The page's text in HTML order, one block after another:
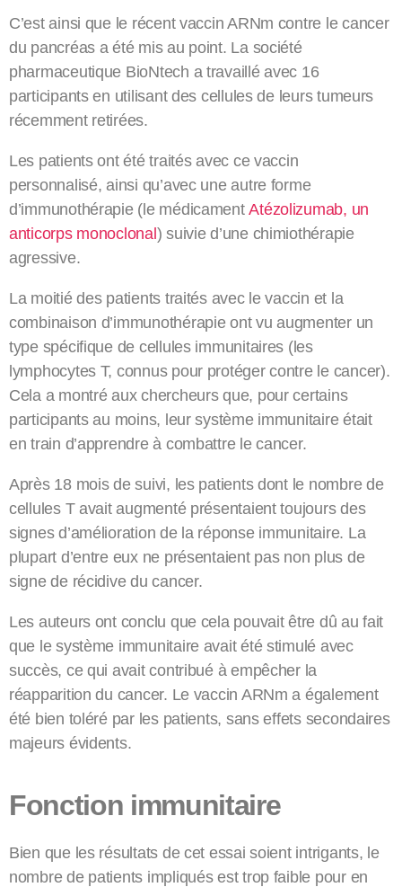
C’est ainsi que le récent vaccin ARNm contre le cancer
du pancréas a été mis au point. La société
pharmaceutique BioNtech a travaillé avec 16
participants en utilisant des cellules de leurs tumeurs
récemment retirées.
Les patients ont été traités avec ce vaccin
personnalisé, ainsi qu’avec une autre forme
d’immunothérapie (le médicamentAtézolizumab, un
anticorps monoclonal ) suivie d’une chimiothérapie
agressive.
La moitié des patients traités avec le vaccin et la
combinaison d’immunothérapie ont vu augmenter un
type spécifique de cellules immunitaires (les
lymphocytes T, connus pour protéger contre le cancer).
Cela a montré aux chercheurs que, pour certains
participants au moins, leur système immunitaire était
en train d’apprendre à combattre le cancer.
Après 18 mois de suivi, les patients dont le nombre de
cellules T avait augmenté présentaient toujours des
signes d’amélioration de la réponse immunitaire. La
plupart d’entre eux ne présentaient pas non plus de
signe de récidive du cancer.
Les auteurs ont conclu que cela pouvait être dû au fait
que le système immunitaire avait été stimulé avec
succès, ce qui avait contribué à empêcher la
réapparition du cancer. Le vaccin ARNm a également
été bien toléré par les patients, sans effets secondaires
majeurs évidents.
Fonction immunitaire
Bien que les résultats de cet essai soient intrigants, le
nombre de patients impliqués est trop faible pour en